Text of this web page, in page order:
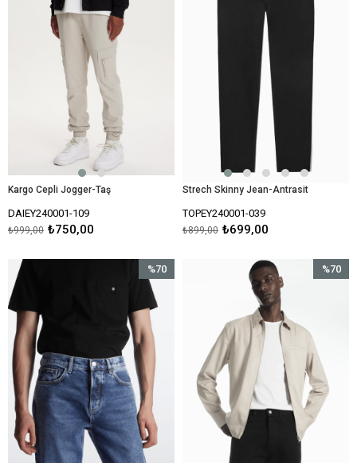
Kargo Cepli Jogger-Taş
DAIEY240001-109
₺750,00
₺999,00
Strech Skinny Jean-Antrasit
TOPEY240001-039
₺699,00
₺899,00
%70
İndirim
%70İndirim
%70